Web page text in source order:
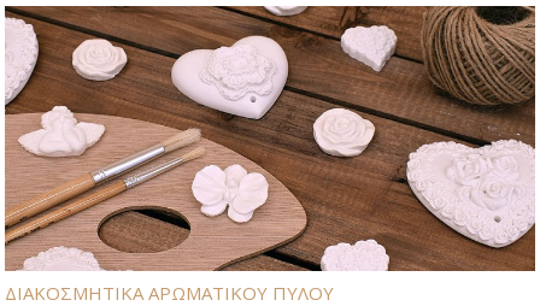
ΔΙΑΚΟΣΜΗΤΙΚΑ ΑΡΩΜΑΤΙΚΟΥ ΠΥΛΟΥ